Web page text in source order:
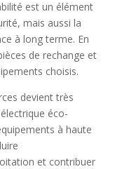
est un élément
mais aussi la
à long terme. En
de rechange et
choisis.
devient très
éco-
à haute
et contribuer